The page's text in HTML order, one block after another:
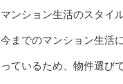
マンション生活のスタイ
今までのマンション生活
っているため、物件選び